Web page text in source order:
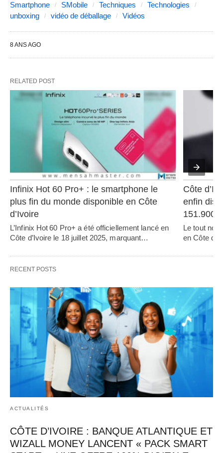
Smartphone SMobile Techniques
Technologies
unboxing
vidéo de déballage Vidéos
8 ANS AGO
RELATED POST
Infinix Hot 60 Pro+ : le smartphone le
plus fin du monde disponible en Côte
d’Ivoire
L’Infinix Hot 60 Pro+ a été officiellement lancé en
Côte d’Ivoire le 18 juillet 2025, marquant…
Côte
enfin
Le tout
en Côte
RECENT POSTS
ACTUALITÉS
CÔTE D’IVOIRE : BANQUE ATLANTIQUE ET
WIZALL MONEY LANCENT « PACK SMART